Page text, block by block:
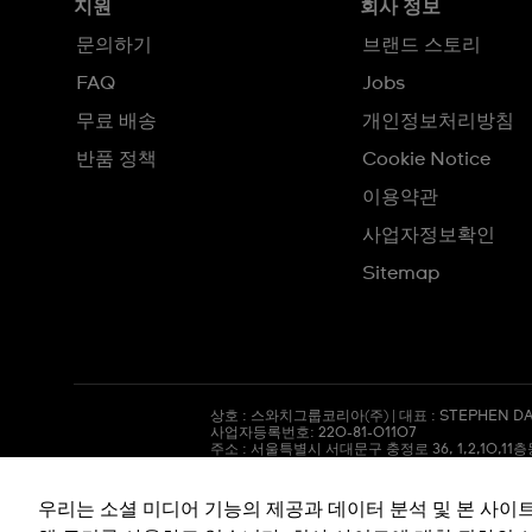
지원
문의하기
FAQ
무료 배송
반품 정책
회사 정보
브랜드 스토리
Jobs
개인정보처리방침
Cookie Notice
이용약관
사업자정보확인
Sitemap
상호 : 스와치그룹코리아(주) | 대표 : STEPHEN
사업자등록번호: 220-81-01107
주소 : 서울특별시 서대문구 충정로 36, 1,2,10,11층
호스팅서비스사업자: www.akamai.com
개인정보관리책임자 : 유희용
우리는 소셜 미디어 기능의 제공과 데이터 분석 및 본 사